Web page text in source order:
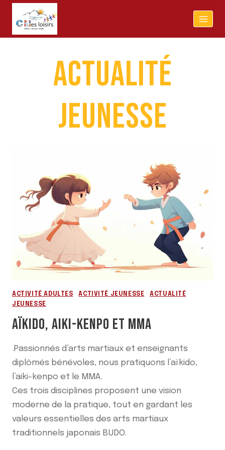
ACTUALITÉ
JEUNESSE
ACTIVITÉ ADULTES ·ACTIVITÉ JEUNESSE ·ACTUALITÉ
JEUNESSE
AÏKIDO, AIKI-KENPO ET MMA
.Passionnés d’arts martiaux et enseignants
diplômés bénévoles, nous pratiquons l’aïkido,
l’aiki-kenpo et le MMA.
Ces trois disciplines proposent une vision
moderne de la pratique, tout en gardant les
valeurs essentielles des arts martiaux
traditionnels japonais BUDO.